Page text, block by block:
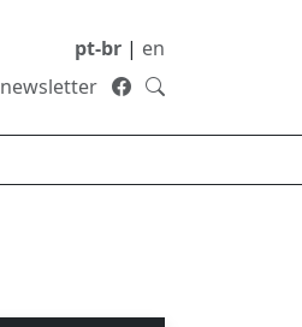
pt-br | en
newsletter